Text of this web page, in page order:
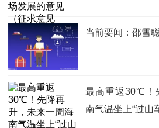
当前要闻：邵雪
最高重返30℃！
南气温坐上“过山